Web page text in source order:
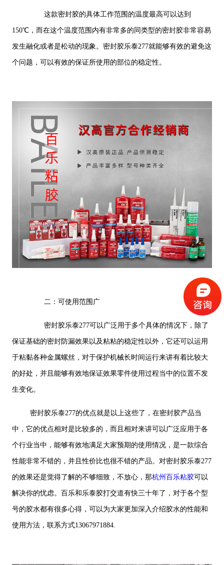
这款密封胶的具体工作范围的温度最高可以达到
150℃，而在这个温度范围内有非常多的同类型的密封胶非常容易
发生融化或者是松动的现象。密封胶乐泰277就能够有效的避免这
个问题，可以有效的保证所使用的部位的稳定性。
二：可使用范围广
密封胶乐泰277可以广泛用于多个具体的情况下，除了
保证基础的密封防漏效果以及粘粘的稳定性以外，它还可以运用
于粘黏各种金属螺丝，对于保护机械长时间运行来讲有着比较大
的好处，并且能够有效地保证效果零件使用过程当中的位置不发
生变化。
密封胶乐泰277的优点就是以上这些了，在密封胶产品当
中，它的优点相对是比较多的，而且相对来讲可以广泛应用于各
个行业当中，能够有效地满足大家预期的使用情况，是一款综合
性能非常不错的，并且性价比也很不错的产品。对密封胶乐泰277
的效果还是觉得了解的不够细致，不放心，那杭州百乐粘胶可以
解决你的忧虑。百乐和乐泰胶打交道有快三十年了，对于各个型
号的胶水都有很多心得，可以为大家更加深入介绍胶水的性能和
使用方法，联系方式13067971884.